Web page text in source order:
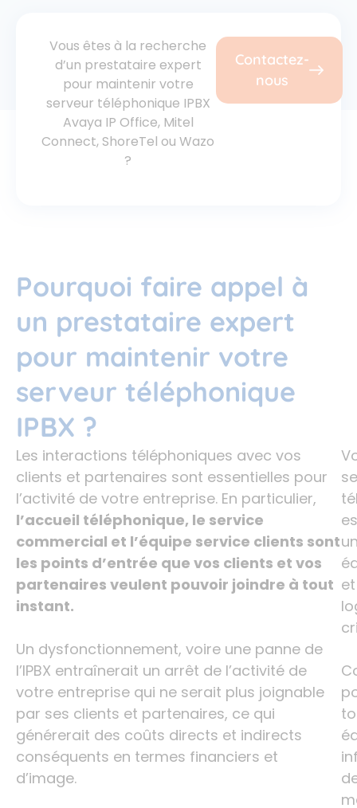
Vous êtes à la recherche
d’un prestataire expert
pour maintenir votre
serveur téléphonique IPBX
Avaya IP Office, Mitel
Connect, ShoreTel ou Wazo
?
Contactez-
nous
Pourquoi faire appel à
un prestataire expert
pour maintenir votre
serveur téléphonique
IPBX ?
Les interactions téléphoniques avec vos
clients et partenaires sont essentielles pour
l’activité de votre entreprise. En particulier,
l’accueil téléphonique, le service
commercial et l’équipe service clients sont
les points d’entrée que vos clients et vos
partenaires veulent pouvoir joindre à tout
instant.
Un dysfonctionnement, voire une panne de
l’IPBX entraînerait un arrêt de l’activité de
votre entreprise qui ne serait plus joignable
par ses clients et partenaires, ce qui
générerait des coûts directs et indirects
conséquents en termes financiers et
d’image.
et